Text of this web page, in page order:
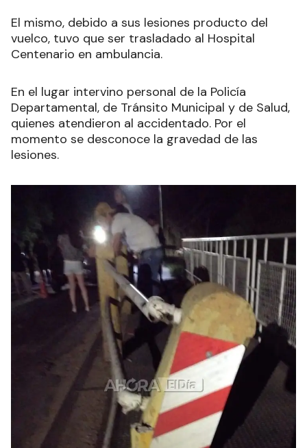
El mismo, debido a sus lesiones producto del
vuelco, tuvo que ser trasladado al Hospital
Centenario en ambulancia.
En el lugar intervino personal de la Policía
Departamental, de Tránsito Municipal y de Salud,
quienes atendieron al accidentado. Por el
momento se desconoce la gravedad de las
lesiones.